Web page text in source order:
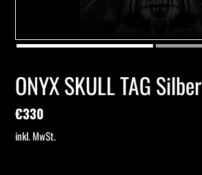
ONYX SKULL TAG Silber
Normaler
Preis
€330
inkl. MwSt.